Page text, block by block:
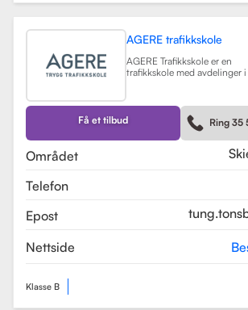
AGERE trafikkskole
AGERE Trafikkskole er en
trafikkskole med avdelinger i
førerkortklasser, fra moped
og lastebil. Skolen har som
elevene de nødvendige
og holdningene for å bli
kompetente sjåfører, med et
på nullvisjonen om ingen
god kvalitet på opplæringen.
AGERE Trafikkskole tilbyr
teorikurs og spesialiserte
Les
Få et tilbud Ring 35
Området
Telefon
Epost
Nettside
Klasse B